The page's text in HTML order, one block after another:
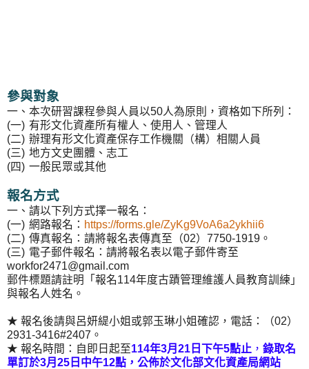
參與對象
一、本次研習課程參與人員以50人為原則，資格如下所列：
(一) 有形文化資產所有權人、使用人、管理人
(二) 辦理有形文化資產保存工作機關（構）相關人員
(三) 地方文史團體、志工
(四) 一般民眾或其他
報名方式
一、請以下列方式擇一報名：
(一) 網路報名： https://forms.gle/ZyKg9VoA6a2ykhii6
(二) 傳真報名：請將報名表傳真至（02）7750-1919。
(三) 電子郵件報名：請將報名表以電子郵件寄至
workfor2471@gmail.com
郵件標題請註明「報名114年度古蹟管理維護人員教育訓練」
與報名人姓名。
★ 報名後請與呂妍緹小姐或郭玉琳小姐確認，電話：（02）
2931-3416#2407。
★ 報名時間：自即日起至114年3月21日下午5點止 ， 錄取名
單訂於3月25日中午12點，公佈於文化部文化資產局網站